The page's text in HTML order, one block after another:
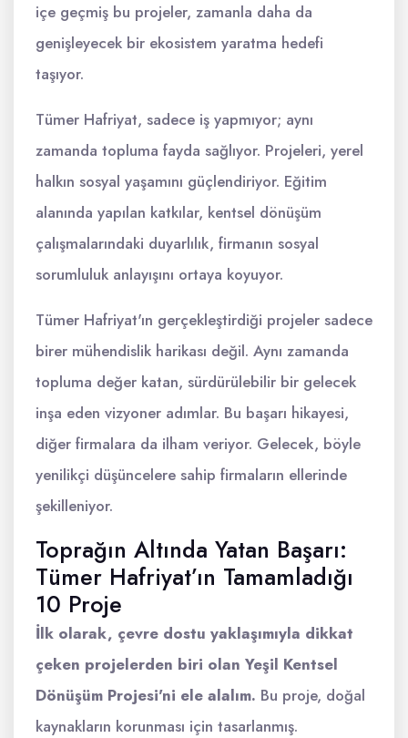
içe geçmiş bu projeler, zamanla daha da
genişleyecek bir ekosistem yaratma hedefi
taşıyor.
Tümer Hafriyat, sadece iş yapmıyor; aynı
zamanda topluma fayda sağlıyor. Projeleri, yerel
halkın sosyal yaşamını güçlendiriyor. Eğitim
alanında yapılan katkılar, kentsel dönüşüm
çalışmalarındaki duyarlılık, firmanın sosyal
sorumluluk anlayışını ortaya koyuyor.
Tümer Hafriyat'ın gerçekleştirdiği projeler sadece
birer mühendislik harikası değil. Aynı zamanda
topluma değer katan, sürdürülebilir bir gelecek
inşa eden vizyoner adımlar. Bu başarı hikayesi,
diğer firmalara da ilham veriyor. Gelecek, böyle
yenilikçi düşüncelere sahip firmaların ellerinde
şekilleniyor.
Toprağın Altında Yatan Başarı:
Tümer Hafriyat’ın Tamamladığı
10 Proje
İlk olarak, çevre dostu yaklaşımıyla dikkat
çeken projelerden biri olan Yeşil Kentsel
Dönüşüm Projesi'ni ele alalım. Bu proje, doğal
kaynakların korunması için tasarlanmış.